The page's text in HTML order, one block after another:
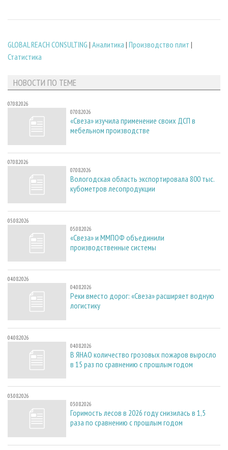
GLOBAL REACH CONSULTING | Аналитика | Производство плит |
Статистика
НОВОСТИ ПО ТЕМЕ
07.08.2026
07.08.2026
«Свеза» изучила применение своих ДСП в
мебельном производстве
07.08.2026
07.08.2026
Вологодская область экспортировала 800 тыс.
кубометров лесопродукции
05.08.2026
05.08.2026
«Свеза» и ММПОФ объединили
производственные системы
04.08.2026
04.08.2026
Реки вместо дорог: «Свеза» расширяет водную
логистику
04.08.2026
04.08.2026
В ЯНАО количество грозовых пожаров выросло
в 15 раз по сравнению с прошлым годом
03.08.2026
03.08.2026
Горимость лесов в 2026 году снизилась в 1,5
раза по сравнению с прошлым годом